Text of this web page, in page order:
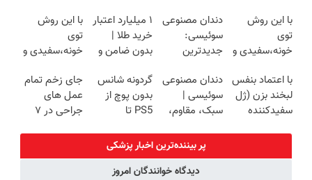
ساخت!!!
کننده خانگی
سفید کن
با این روش
توی
خونه،سفیدی و
برگردون
(40%off)
دندان مصنوعی
سوئیسی:
جدیدترین
سبک و مقاوم |
پرداخت قسطی
۱ میلیارد اعتبار
خرید طلا |
بدون ضامن و
با این روش
توی
خونه،سفیدی و
برگردون(40%off)
با اعتماد بنفس
لبخند بزن (ژل
سفیدکننده
دندان مصنوعی
سوئیسی |
سبک، مقاوم،
رایگان+پرداخت
اقساطی😍
گردونه شانس
بدون پوچ از
PS5 تا
کوین 🔥
جای زخم تمام
عمل های
جراحی در ۷
بگیرید)
پر بیننده‌ترین اخبار پزشکی
دیدگاه خوانندگان امروز